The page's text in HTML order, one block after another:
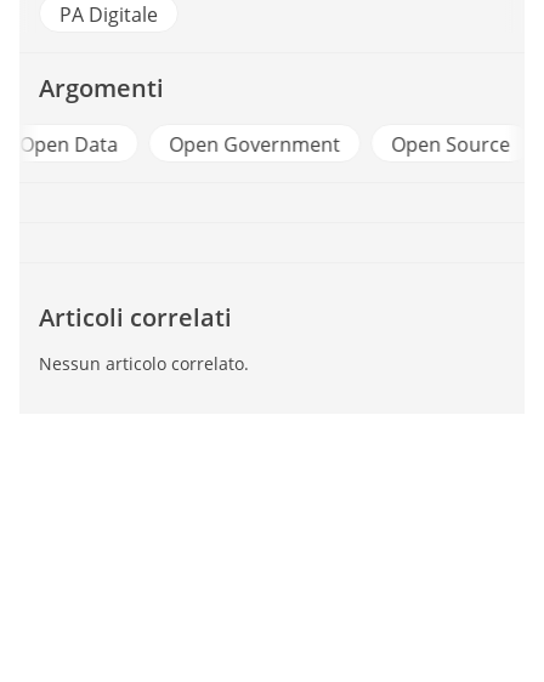
PA Digitale
Argomenti
Open Government Open Source
Articoli correlati
Nessun articolo correlato.